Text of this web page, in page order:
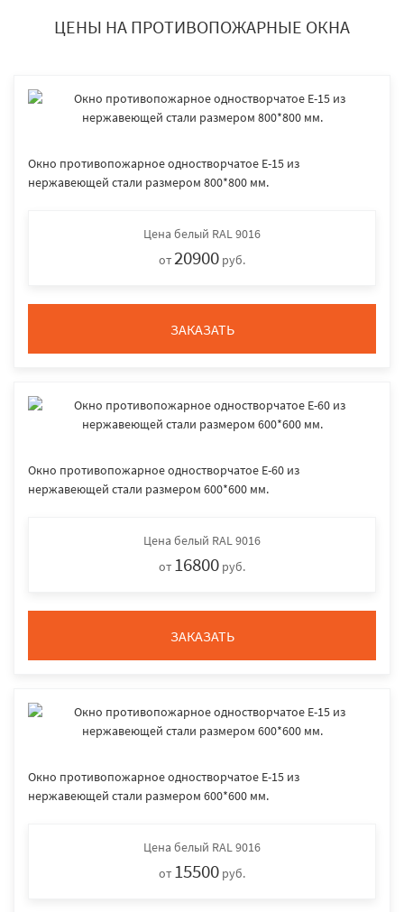
ЦЕНЫ НА ПРОТИВОПОЖАРНЫЕ ОКНА
Окно противопожарное одностворчатое E-15 из
нержавеющей стали размером 800*800 мм.
Цена белый RAL 9016
от20900 руб.
ЗАКАЗАТЬ
Окно противопожарное одностворчатое E-60 из
нержавеющей стали размером 600*600 мм.
Цена белый RAL 9016
от 16800 руб.
ЗАКАЗАТЬ
Окно противопожарное одностворчатое E-15 из
нержавеющей стали размером 600*600 мм.
Цена белый RAL 9016
от 15500 руб.